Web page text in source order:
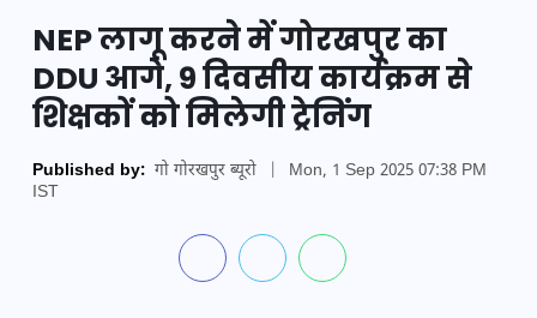
NEP लागू करने में गोरखपुर का
DDU आगे, 9 दिवसीय कार्यक्रम से
शिक्षकों को मिलेगी ट्रेनिंग
Published by: गो गोरखपुर ब्यूरो
Mon, 1 Sep 2025 07:38 PM
IST